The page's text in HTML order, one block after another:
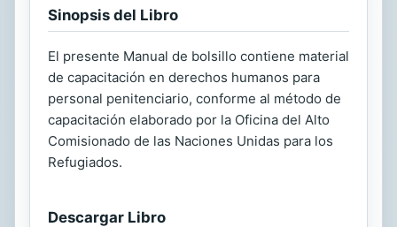
Sinopsis del Libro
El presente Manual de bolsillo contiene material
de capacitación en derechos humanos para
personal penitenciario, conforme al método de
capacitación elaborado por la Oficina del Alto
Comisionado de las Naciones Unidas para los
Refugiados.
Descargar Libro